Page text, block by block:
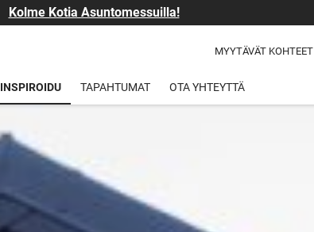
Kolme Kotia Asuntomessuilla!
MYYTÄVÄT KOHTEET
INSPIROIDU TAPAHTUMAT OTA YHTEYTTÄ